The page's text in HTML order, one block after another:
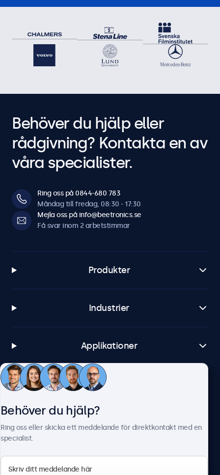
Behöver du hjälp eller
rådgivning? Kontakta en av
våra specialister.
Ring oss på 0844-680 783
Måndag till fredag, 08:30 - 17:30
Mejla oss på info@beetronics.se
Få svar inom 2 arbetstimmar
Produkter
Industrier
Applikationer
Kundtjänst
Behöver du hjälp?
Ring oss eller skicka ett meddelande för direktkontakt med en
specialist.